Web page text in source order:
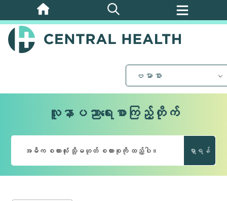
အဓိက
အကြောင်းအရာ
သို့
ဗမာစာ
လူနာပညာရေးစာကြည့်တိုက်
ရှာရန်